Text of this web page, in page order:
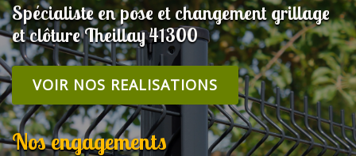
Spécialiste en pose et changement grillage
et clôture Theillay 41300
VOIR NOS REALISATIONS
Nos engagements